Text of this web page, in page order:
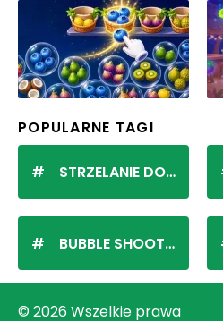
POPULARNE TAGI
STRZELANIE DO KULEK
BUBBLE SHOOTER
© 2026 Wszelkie prawa